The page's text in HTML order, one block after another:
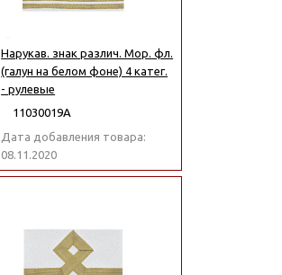
Нарукав. знак различ. Мор. фл.
(галун на белом фоне) 4 катег.
- рулевые
11030019А
Дата добавления товара:
08.11.2020